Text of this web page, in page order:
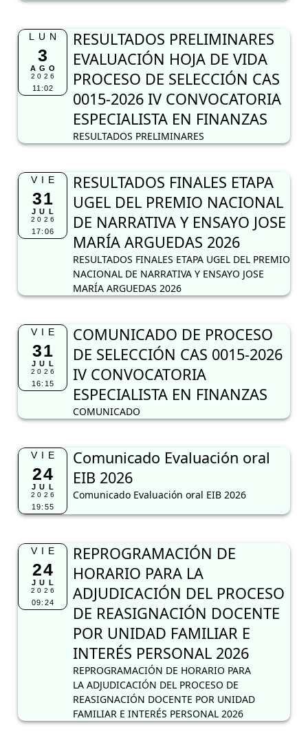
LUN
3
AGO
2026
11:02
RESULTADOS PRELIMINARES
EVALUACIÓN HOJA DE VIDA
PROCESO DE SELECCIÓN CAS
0015-2026 IV CONVOCATORIA
ESPECIALISTA EN FINANZAS
RESULTADOS PRELIMINARES
VIE
31
JUL
2026
17:06
RESULTADOS FINALES ETAPA
UGEL DEL PREMIO NACIONAL
DE NARRATIVA Y ENSAYO JOSE
MARÍA ARGUEDAS 2026
RESULTADOS FINALES ETAPA UGEL DEL PREMIO
NACIONAL DE NARRATIVA Y ENSAYO JOSE
MARÍA ARGUEDAS 2026
VIE
31
JUL
2026
16:15
COMUNICADO DE PROCESO
DE SELECCIÓN CAS 0015-2026
IV CONVOCATORIA
ESPECIALISTA EN FINANZAS
COMUNICADO
VIE
24
JUL
2026
19:55
Comunicado Evaluación oral
EIB 2026
Comunicado Evaluación oral EIB 2026
VIE
24
JUL
2026
09:24
REPROGRAMACIÓN DE
HORARIO PARA LA
ADJUDICACIÓN DEL PROCESO
DE REASIGNACIÓN DOCENTE
POR UNIDAD FAMILIAR E
INTERÉS PERSONAL 2026
REPROGRAMACIÓN DE HORARIO PARA
LA ADJUDICACIÓN DEL PROCESO DE
REASIGNACIÓN DOCENTE POR UNIDAD
FAMILIAR E INTERÉS PERSONAL 2026